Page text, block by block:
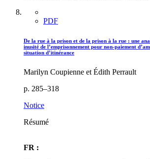
PDF
De la rue à la prison et de la prison à la rue : une
inusité de l’emprisonnement pour non-paiement
situation d’itinérance
Marilyn Coupienne et Édith Perrault
p. 285–318
Notice
Résumé
FR :